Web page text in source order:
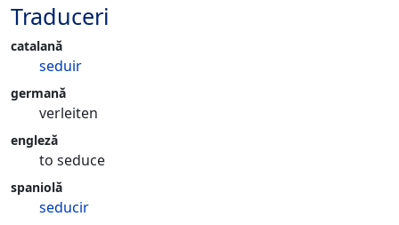
Traduceri
catalană
seduir
germană
verleiten
engleză
to seduce
spaniolă
seducir